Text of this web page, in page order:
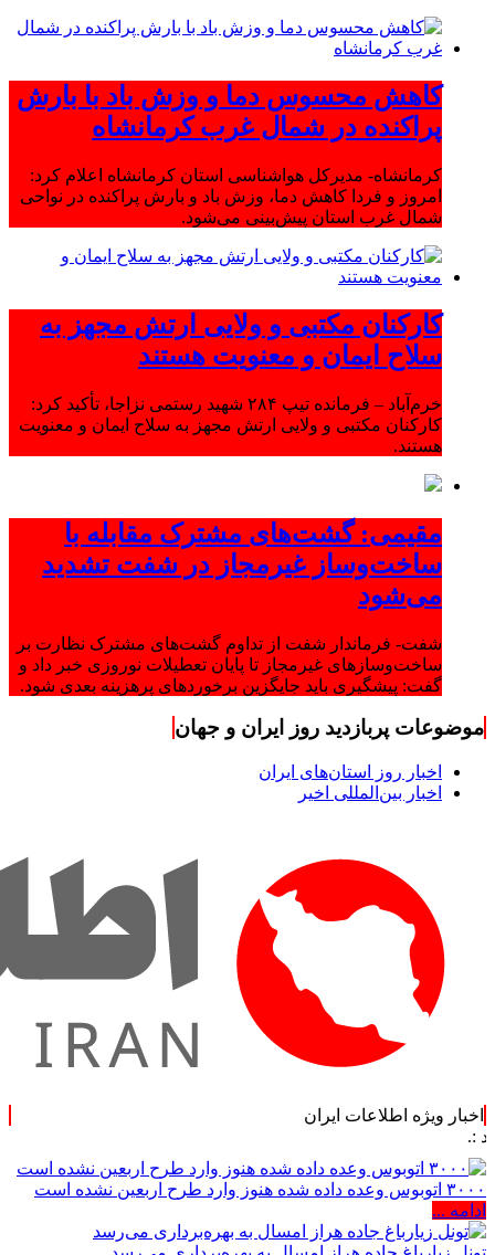
کاهش محسوس دما و وزش باد با بارش
پراکنده در شمال غرب کرمانشاه
کرمانشاه- مدیرکل هواشناسی استان کرمانشاه اعلام کرد:
امروز و فردا کاهش دما، وزش باد و بارش پراکنده در نواحی
شمال غرب استان پیش‌بینی می‌شود.
کارکنان مکتبی و ولایی ارتش مجهز به
سلاح ایمان و معنویت هستند
خرم‌آباد – فرمانده تیپ ۲۸۴ شهید رستمی نزاجا، تأکید کرد:
کارکنان مکتبی و ولایی ارتش مجهز به سلاح ایمان و معنویت
هستند.
مقیمی: گشت‌های مشترک مقابله با
ساخت‌وساز غیرمجاز در شفت تشدید
می‌شود
شفت- فرماندار شفت از تداوم گشت‌های مشترک نظارت بر
ساخت‌وسازهای غیرمجاز تا پایان تعطیلات نوروزی خبر داد و
گفت: پیشگیری باید جایگزین برخوردهای پرهزینه بعدی شود.
موضوعات پربازدید روز ایران و جهان
اخبار روز استان‌های ایران
اخبار بین‌المللی اخیر
اخبار ویژه اطلاعات ایران
۳۰۰۰ اتوبوس وعده داده شده هنوز وارد طرح اربعین نشده است
ادامه ...